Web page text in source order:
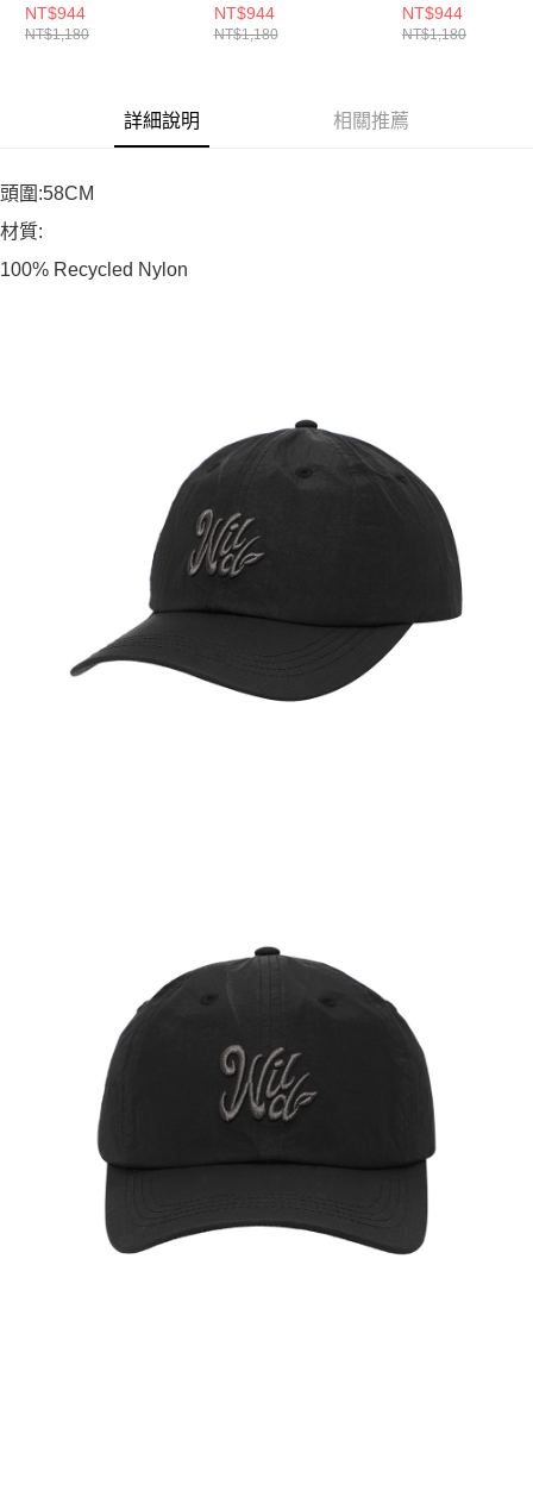
Embroidered Cap 休
閒帽 VIOLET
NT$944
NT$1,180
label Cap 休閒帽
BLACK
NT$944
NT$1,180
label Cap 休閒帽
OLIVE
NT$944
NT$1,180
詳細說明 相關推薦
頭圍:58CM
材質:
100% Recycled Nylon